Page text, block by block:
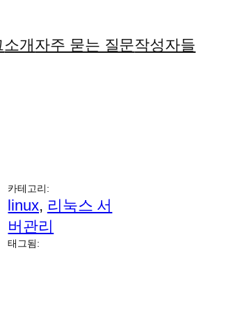
소개자주 묻는 질문작성자들
카테고리:
linux, 리눅스 서
버관리
태그됨: